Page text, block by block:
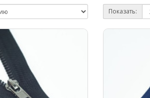
Показать: